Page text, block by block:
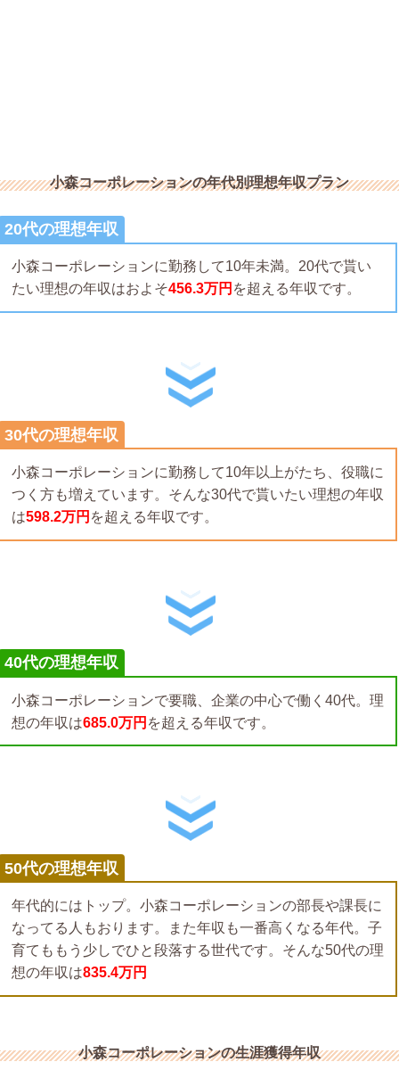
小森コーポレーションの年代別理想年収プラン
20代の理想年収
小森コーポレーションに勤務して10年未満。20代で貰い
たい理想の年収はおよそ456.3万円 を超える年収です。
30代の理想年収
小森コーポレーションに勤務して10年以上がたち、役職に
つく方も増えています。そんな30代で貰いたい理想の年収
は598.2万円 を超える年収です。
40代の理想年収
小森コーポレーションで要職、企業の中心で働く40代。理
想の年収は685.0万円 を超える年収です。
50代の理想年収
年代的にはトップ。小森コーポレーションの部長や課長に
なってる人もおります。また年収も一番高くなる年代。子
育てももう少しでひと段落する世代です。そんな50代の理
想の年収は835.4万円
小森コーポレーションの生涯獲得年収